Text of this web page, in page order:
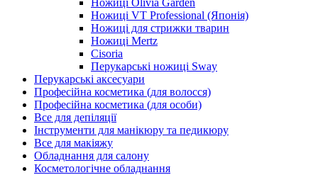
Ножиці Olivia Garden
Ножиці VT Professional (Японія)
Ножиці для стрижки тварин
Ножиці Mertz
Cisoria
Перукарські ножиці Sway
Перукарські аксесуари
Професійна косметика (для волосся)
Професійна косметика (для особи)
Все для депіляції
Інструменти для манікюру та педикюру
Все для макіяжу
Обладнання для салону
Косметологічне обладнання